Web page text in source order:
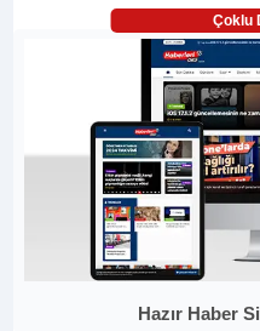
Çoklu
Hazır Haber